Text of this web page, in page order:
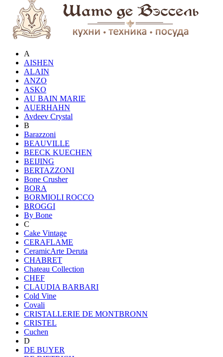
A
AISHEN
ALAIN
ANZO
ASKO
AU BAIN MARIE
AUERHAHN
Avdeev Crystal
B
Barazzoni
BEAUVILLE
BEECK KUECHEN
BEIJING
BERTAZZONI
Bone Crusher
BORA
BORMIOLI ROCCO
BROGGI
By Bone
C
Cake Vintage
CERAFLAME
CeramicArte Deruta
CHABRET
Chateau Collection
CHEF
CLAUDIA BARBARI
Cold Vine
Covali
CRISTALLERIE DE MONTBRONN
CRISTEL
Cuchen
D
DE BUYER